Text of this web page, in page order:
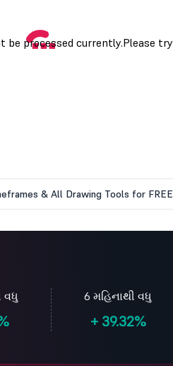
& All Drawing Tools for
વધુ 6 મહિનાથી વધુ
+39.32%